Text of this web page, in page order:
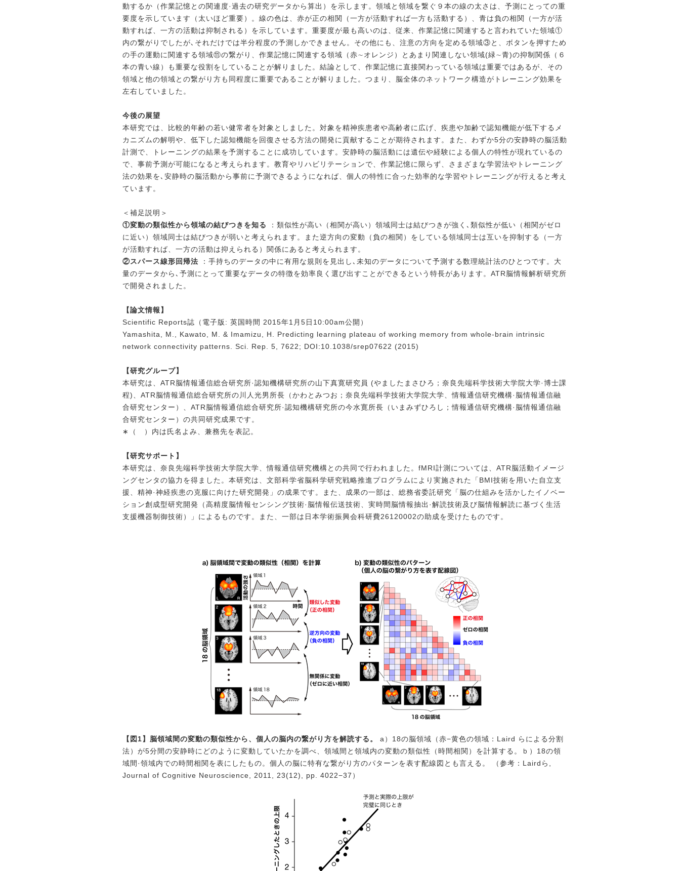
動するか（作業記憶との関連度·過去の研究データから算出）を示します。領域と領域を繋ぐ９本の線の太さは、予測にとっての重
要度を示しています（太いほど重要）。線の色は、赤が正の相関
（一方が活動すれば一方も活動する）、青は負の相関（一方が活
動すれば、一方の活動は抑制される）を示しています。 重要度が最も高いのは、従来、作業記憶に関連すると言われていた領域①
内の繋がりでしたが､それだけでは半分程度の予測しかできません。その他にも、注意の方向を定める領域③と、ボタンを押すため
の手の運動に 関連する領域⑪の繋がり、作業記憶に関連する領域（赤∼オレンジ）とあまり関連しない領域(緑∼青)の抑制関係（６
本の青い線）も重要な役割をしていることが解りました。結論として、作業記憶に直接関わっている 領域は重要ではあるが、その
領域と他の領域との繋がり方も同程度に重要であることが解りました。つまり、 脳全体のネットワーク構造がトレーニング効果を
左右していました。
今後の展望
本研究では、比較的年齢の若い健常者を対象としました。対象を精神疾患者や高齢者に広げ、疾患や加齢で認知機能が低下するメ
カニズムの解明や、低下した認知機能を回復させる方法の開発に貢献することが期待されます。また、 わずか5分の安静時の脳活動
計測で、トレーニングの結果を予測することに成功しています。安静時の脳活動には遺伝や経験による個人の特性が現れているの
で、事前予測が可能になると考えられます。教育やリハビリテーションで、 作業記憶に限らず、さまざまな学習法やトレーニング
法の効果を､安静時の脳活動から事前に予測できるようになれば、 個人の特性に合った効率的な学習やトレーニングが行えると考え
ています。
＜補足説明＞
①変動の類似性から領域の結びつきを知る
：類似性が高い（相関が高い）領域同士は結びつきが強く､類似性が低い（相関がゼロ
に近い）領域同士は結びつきが弱いと考えられます。また逆方向の変動（負の相関）をしている領域同士は互いを抑制する
（一方
が活動すれば、一方の活動は抑えられる）関係にあると考えられます。
②スパース線形回帰法
：手持ちのデータの中に有用な規則を見出し､未知のデータについて予測する数理統計法のひとつです。 大
量のデータから､予測にとって重要なデータの特徴を効率良く選び出すことができるという特長があります。 ATR脳情報解析研究所
で開発されました。
【論文情報】
Scientific Reports誌（電子版: 英国時間 2015年1月5日10:00am公開）
Yamashita, M., Kawato, M. & Imamizu, H. Predicting learning plateau of working memory from whole-brain intrinsic
network connectivity patterns. Sci. Rep. 5, 7622; DOI:10.1038/srep07622 (2015)
【研究グループ】
本研究は、ATR脳情報通信総合研究所·認知機構研究所の山下真寛研究員 (やましたまさひろ；奈良先端科学技術大学院大学·博士課
程)、 ATR脳情報通信総合研究所の川人光男所長（かわとみつお；奈良先端科学技術大学院大学、情報通信研究機構·脳情報通信融
合研究センター）、ATR脳情報通信総合研究所·認知機構研究所の今水寛所長（いまみずひろし；情報通信研究機構·脳情報通信融
合研究センター）の共同研究成果です。
∗（ ）内は氏名よみ、兼務先を表記。
【研究サポート】
本研究は、奈良先端科学技術大学院大学、情報通信研究機構との共同で行われました。fMRI計測については、 ATR脳活動イメージ
ングセンタの協力を得ました。本研究は、文部科学省脳科学研究戦略推進プログラムにより 実施された「BMI技術を用いた自立支
援、精神·神経疾患の克服に向けた研究開発」の成果です。また、 成果の一部は、総務省委託研究「脳の仕組みを活かしたイノベー
ション創成型研究開発
（高精度脳情報センシング技術·脳情報伝送技術、実時間脳情報抽出·解読技術及び脳情報解読に基づく 生活
支援機器制御技術）」によるものです。また、一部は日本学術振興会科研費26120002の助成を受けたものです。
【図1】脳領域間の変動の類似性から、個人の脳内の繋がり方を解読する。
a）18の脳領域（赤−黄色の領域：Laird らによる分割
法）が5分間の安静時にどのように変動していたかを調べ、 領域間と領域内の変動の類似性（時間相関）を計算する。ｂ）18の領
域間·領域内での時間相関を表にしたもの。 個人の脳に特有な繋がり方のパターンを表す配線図とも言える。 （参考：Lairdら,
Journal of Cognitive Neuroscience, 2011, 23(12), pp. 4022−37）